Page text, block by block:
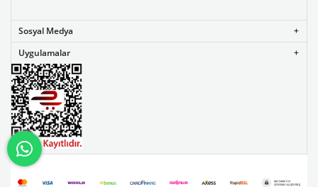
Sosyal Medya
Uygulamalar